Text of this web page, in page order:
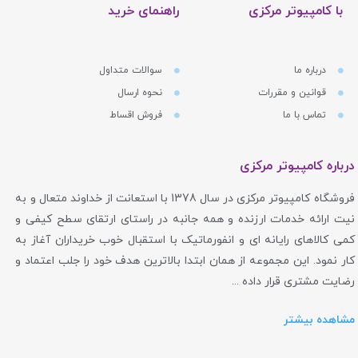
محصولات اصلی زوتک: دو بازوی قدرتمند
گرافیک سری گیمینگ و کامپیوترهای کوچک سری ZBOX.
جدیدترین چیپست‌های GeForce بهره می‌برند. اما چیزی که
کارت‌های زوتک را متمایز می‌کند، مهندسی اختصاصی این شرکت
در طراحی بُرد (PCB) و سیستم‌های خنک‌کننده است.
با کامپیوتر مرکزی
درباره ما
قوانین و مقررات
تماس با ما
راهنمای خرید
سوالات متداول
نحوه ارسال
فروش اقساط
درباره کامپیوتر مرکزی
فروشگاه کامپیوتر مرکزی در سال 1378 با استعانت از خداوند متعال و به
نیت ارائه خدمات ارزنده و همه جانبه در راستای ارتقای سطح کیفی و
کمی کالاهای رایانه ای و انفورماتیک با استقبال خوب خریداران آغاز به
کار نمود. این مجموعه از همان ابتدا بالاترین هدف خود را جلب اعتماد و
رضایت مشتری قرار داده ...
مشاهده بیشتر